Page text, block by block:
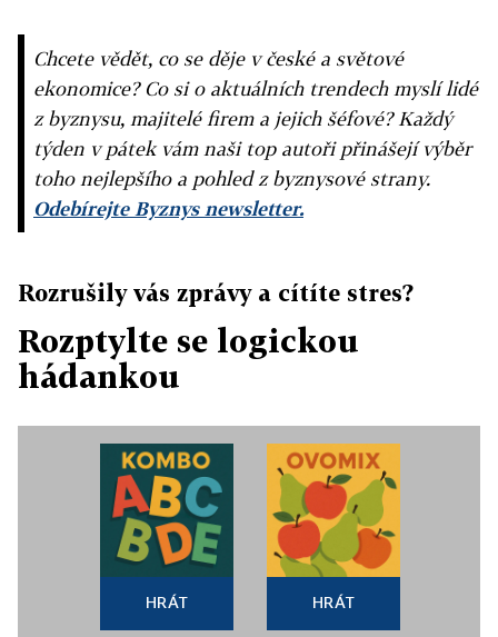
Chcete vědět, co se děje v české a světové
ekonomice? Co si o aktuálních trendech myslí lidé
z byznysu, majitelé firem a jejich šéfové? Každý
týden v pátek vám naši top autoři přinášejí výběr
toho nejlepšího a pohled z byznysové strany.
Odebírejte Byznys newsletter.
Rozrušily vás zprávy a cítíte stres?
Rozptylte se logickou
hádankou
HRÁT HRÁT